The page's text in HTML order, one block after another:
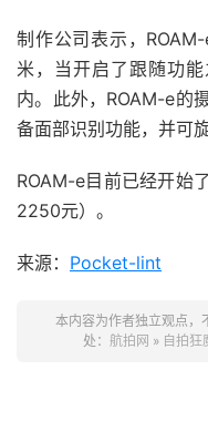
制作公司表示，
米，当开启了跟随功
内。此外，ROAM-e的
备面部识别功能，并可
ROAM-e目前已经开始
2250元）。
来源： Pocket-lint
本内容为作者独立观点，
处： 航拍网 » 自拍狂